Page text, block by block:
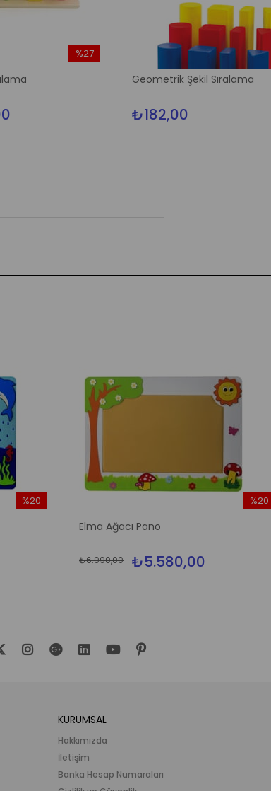
Geometrik Şekil Sıralama
₺182,00
%20
Elma Ağacı Pano
₺5.580,00
₺6.990,00
%20
KURUMSAL
Hakkımızda
İletişim
Banka Hesap Numaraları